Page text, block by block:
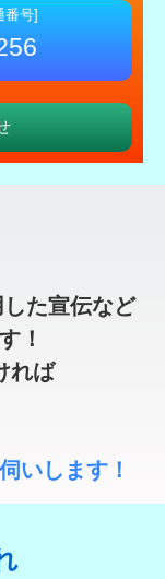
番号]
た宣伝など
！
れば
いします！